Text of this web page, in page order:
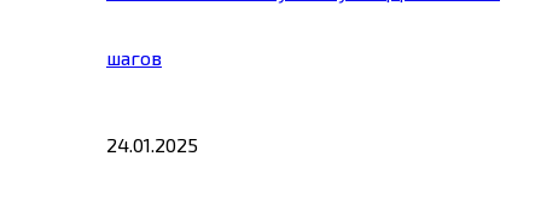
шагов
24.01.2025